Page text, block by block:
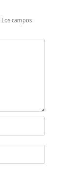
Los campos